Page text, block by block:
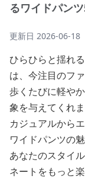
るワイドパン
更新日 2026-06-18
ひらひらと揺れ
は、今注目のフ
歩くたびに軽や
象を与えてくれま
カジュアルから
ワイドパンツの
あなたのスタイ
ネートをもっと